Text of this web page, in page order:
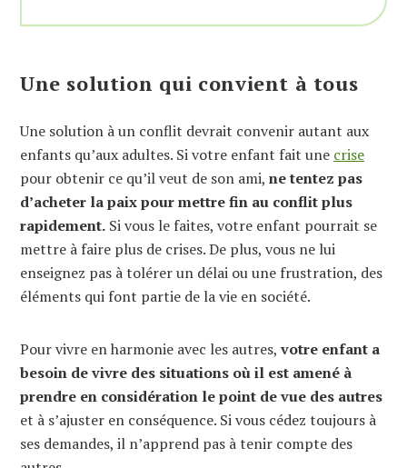
Une solution qui convient à tous
Une solution à un conflit devrait convenir autant aux
enfants qu’aux adultes. Si votre enfant fait une crise
pour obtenir ce qu’il veut de son ami, ne tentez pas
d’acheter la paix pour mettre fin au conflit plus
rapidement. Si vous le faites, votre enfant pourrait se
mettre à faire plus de crises. De plus, vous ne lui
enseignez pas à tolérer un délai ou une frustration, des
éléments qui font partie de la vie en société.
Pour vivre en harmonie avec les autres, votre enfant a
besoin de vivre des situations où il est amené à
prendre en considération le point de vue des autres
et à s’ajuster en conséquence. Si vous cédez toujours à
ses demandes, il n’apprend pas à tenir compte des